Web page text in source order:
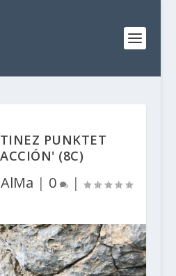
PUNKTET
(8C)
AlMa | 0 |